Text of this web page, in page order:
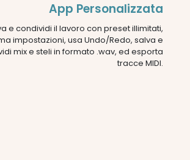
App Personalizzata
e condividi il lavoro con preset illimitati,
impostazioni, usa Undo/Redo, salva e
mix e steli in formato .wav, ed esporta
tracce MIDI.